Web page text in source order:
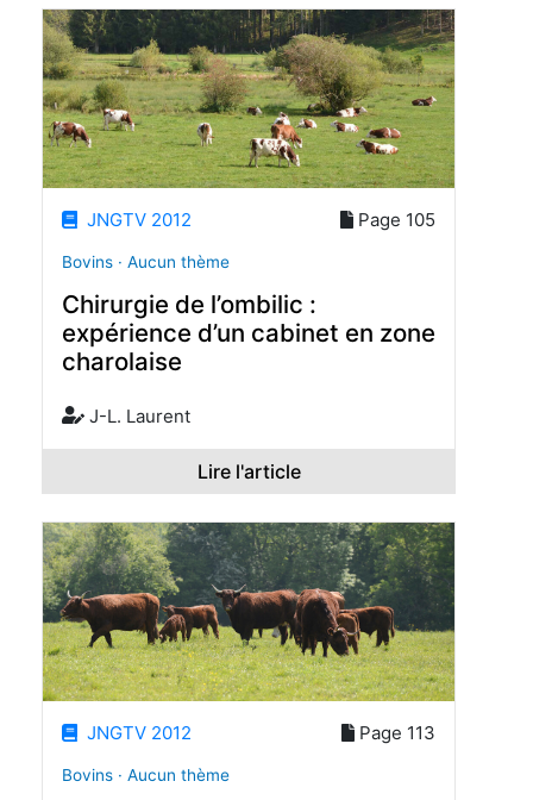
JNGTV 2012 Page 105
Bovins · Aucun thème
Chirurgie de l’ombilic :
expérience d’un cabinet en zone
charolaise
J-L. Laurent
Lire l'article
JNGTV 2012 Page 113
Bovins · Aucun thème